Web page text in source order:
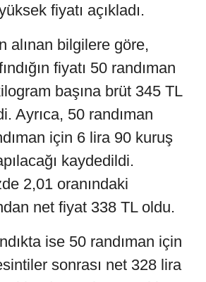
fiyatı açıkladı.
alınan bilgilere göre,
fiyatı 50 randıman
başına brüt 345 TL
Ayrıca, 50 randıman
için 6 lira 90 kuruş
kaydedildi.
2,01 oranındaki
net fiyat 338 TL oldu.
ise 50 randıman için
sonrası net 328 lira